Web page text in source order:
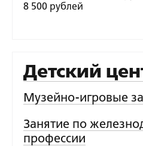
8 500 рублей
Детский
Музейно-игровые
Занятие по
профессии